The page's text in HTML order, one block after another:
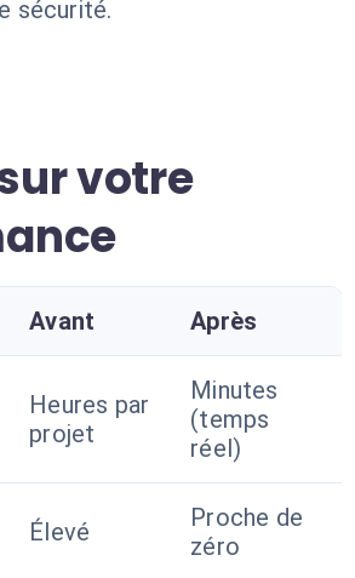
sécurité.
votre
Avant Après
Heures par
projet
Minutes
(temps
réel)
Élevé
Proche de
zéro